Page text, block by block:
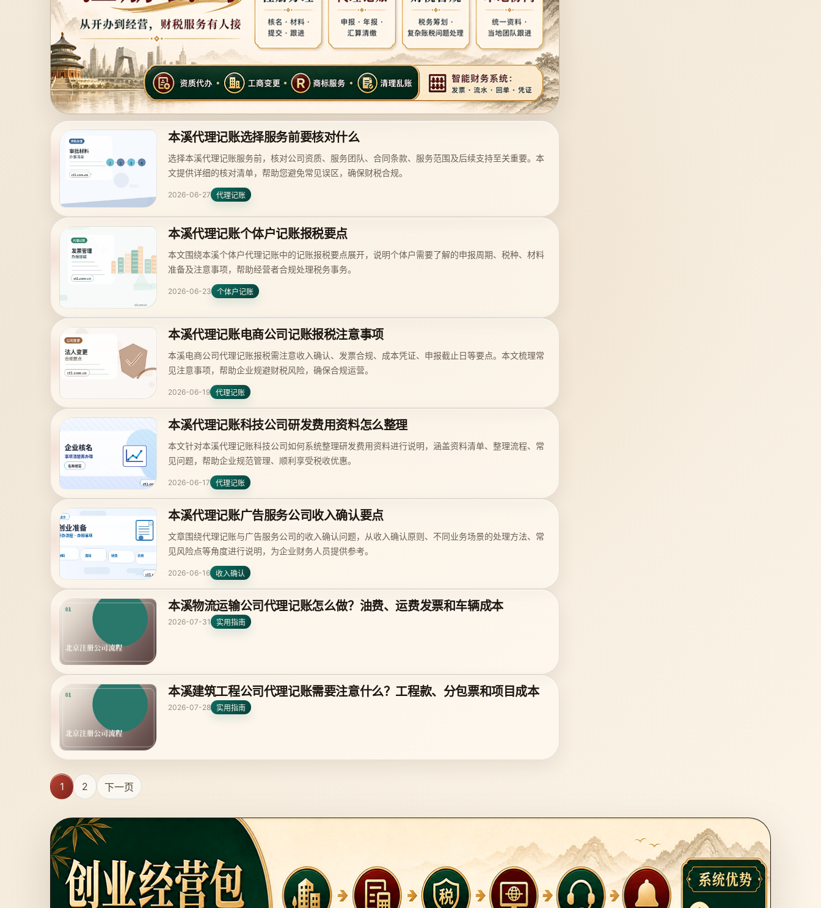
本溪代理记账选择服务前要核对什么
选择本溪代理记账服务前，核对公司资质、服务团队、合同条款、服务范围及后续支持至关重要。本
文提供详细的核对清单，帮助您避免常见误区，确保财税合规。
2026-06-27 代理记账
本溪代理记账个体户记账报税要点
本文围绕本溪个体户代理记账中的记账报税要点展开，说明个体户需要了解的申报周期、税种、材料
准备及注意事项，帮助经营者合规处理税务事务。
2026-06-23 个体户记账
本溪代理记账电商公司记账报税注意事项
本溪电商公司代理记账报税需注意收入确认、发票合规、成本凭证、申报截止日等要点。本文梳理常
见注意事项，帮助企业规避财税风险，确保合规运营。
2026-06-19 代理记账
本溪代理记账科技公司研发费用资料怎么整理
本文针对本溪代理记账科技公司如何系统整理研发费用资料进行说明，涵盖资料清单、整理流程、常
见问题，帮助企业规范管理、顺利享受税收优惠。
2026-06-17 代理记账
本溪代理记账广告服务公司收入确认要点
文章围绕代理记账与广告服务公司的收入确认问题，从收入确认原则、不同业务场景的处理方法、常
见风险点等角度进行说明，为企业财务人员提供参考。
2026-06-16 收入确认
本溪物流运输公司代理记账怎么做？油费、运费发票和车辆成本
2026-07-31 实用指南
本溪建筑工程公司代理记账需要注意什么？工程款、分包票和项目成本
2026-07-28 实用指南
1 2 下一页